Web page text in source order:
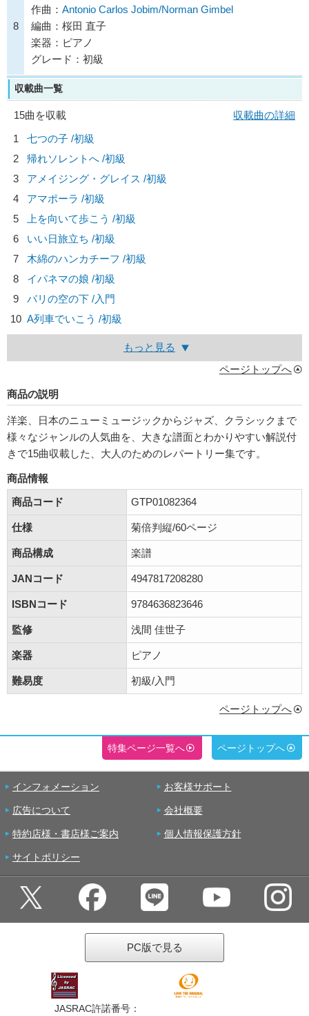
8
作曲： Antonio Carlos Jobim/Norman Gimbel
編曲：桜田 直子
楽器：ピアノ
グレード：初級
収載曲一覧
15曲を収載
収載曲の詳細
1
七つの子 /初級
2
帰れソレントへ /初級
3
アメイジング・グレイス /初級
4
アマポーラ /初級
5
上を向いて歩こう /初級
6
いい日旅立ち /初級
7
木綿のハンカチーフ /初級
8
イパネマの娘 /初級
9
パリの空の下 /入門
10 A列車でいこう /初級
もっと見る
ページトップへ
商品の説明
洋楽、日本のニューミュージックからジャズ、クラシックまで
様々なジャンルの人気曲を、大きな譜面とわかりやすい解説付
きで15曲収載した、大人のためのレパートリー集です。
商品情報
商品コード
GTP01082364
仕様 菊倍判縦/60ページ
商品構成 楽譜
JANコード 4947817208280
ISBNコード 9784636823646
監修 浅間 佳世子
楽器 ピアノ
難易度 初級/入門
ページトップへ
特集ページ一覧へ ページトップへ
インフォメーション お客様サポート
広告について 会社概要
特約店様・書店様ご案内 個人情報保護方針
サイトポリシー
PC版で見る
JASRAC許諾番号：